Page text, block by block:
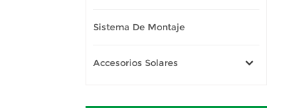
Sistema De Montaje
Accesorios Solares